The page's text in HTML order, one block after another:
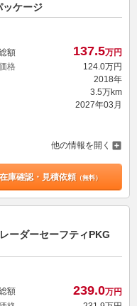
ケージ
額 137.5万円
格
124.0万円
2018年
3.5万km
2027年03月
他の情報を開く
在庫確認・見積依頼（無料）
ーダーセーフティPKG
額 239.0万円